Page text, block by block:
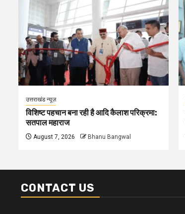
उत्तराखंड न्यूज़
विशिष्ट पहचान बना रही है आदि कैलाश परिक्रमा:
सतपाल महाराज
August 7, 2026 Bhanu Bangwal
CONTACT US